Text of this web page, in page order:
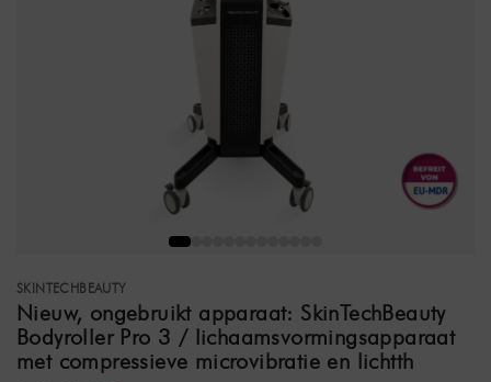
SKINTECHBEAUTY
Nieuw, ongebruikt apparaat: SkinTechBeauty
Bodyroller Pro 3 / lichaamsvormingsapparaat
met compressieve microvibratie en lichtth